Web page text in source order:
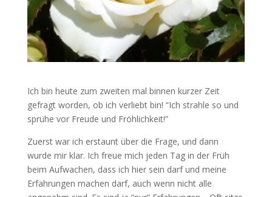
Ich bin heute zum zweiten mal binnen kurzer Zeit
gefragt worden, ob ich verliebt bin! “Ich strahle so und
sprühe vor Freude und Fröhlichkeit!”
Zuerst war ich erstaunt über die Frage, und dann
wurde mir klar. Ich freue mich jeden Tag in der Früh
beim Aufwachen, dass ich hier sein darf und meine
Erfahrungen machen darf, auch wenn nicht alle